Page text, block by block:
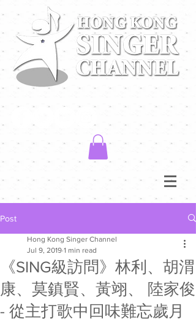
Post
《SING級訪問》林利、胡渭
康、莫鎮賢、黃翊、 陸家俊
- 從主打歌中回味難忘歲月
Hong Kong Singer Channel
Jul 9, 2019 1 min read